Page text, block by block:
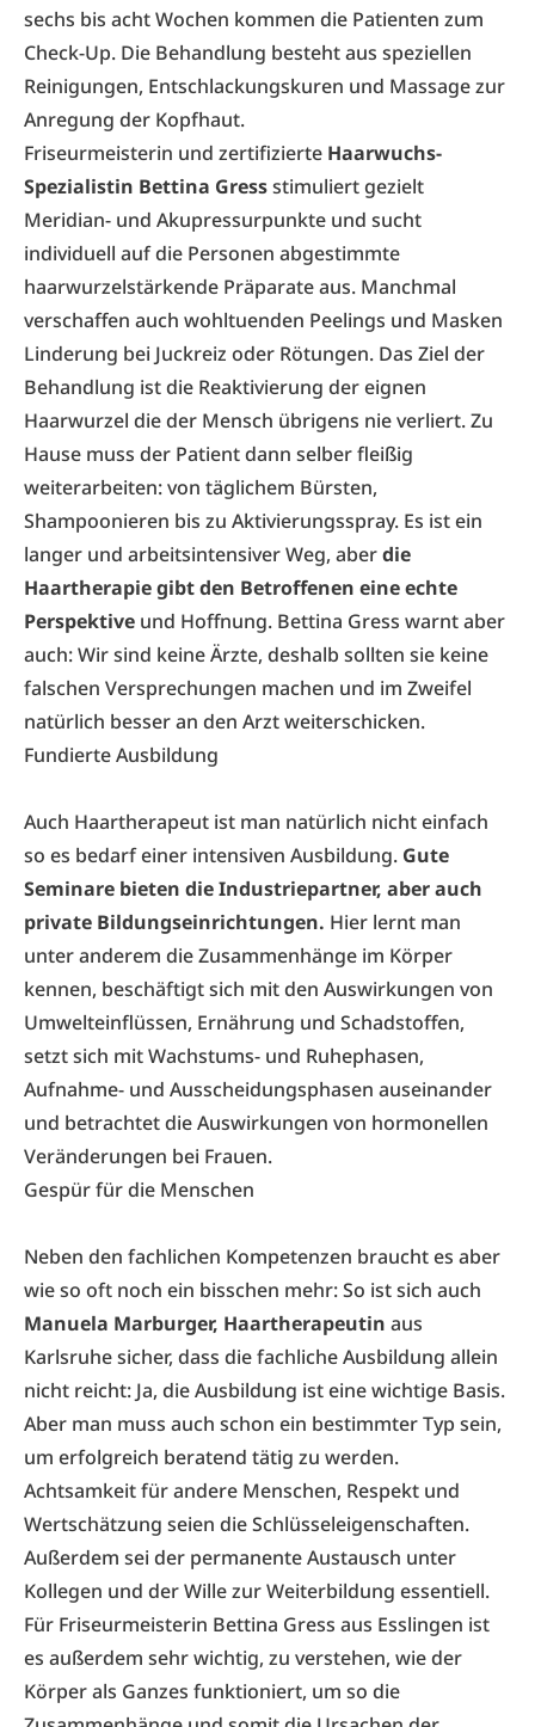
sechs bis acht Wochen kommen die Patienten zum
Check-Up. Die Behandlung besteht aus speziellen
Reinigungen, Entschlackungskuren und Massage zur
Anregung der Kopfhaut.
Friseurmeisterin und zertifizierte Haarwuchs-
Spezialistin Bettina Gressstimuliert gezielt
Meridian- und Akupressurpunkte und sucht
individuell auf die Personen abgestimmte
haarwurzelstärkende Präparate aus. Manchmal
verschaffen auch wohltuenden Peelings und Masken
Linderung bei Juckreiz oder Rötungen. Das Ziel der
Behandlung ist die Reaktivierung der eignen
Haarwurzel die der Mensch übrigens nie verliert. Zu
Hause muss der Patient dann selber fleißig
weiterarbeiten: von täglichem Bürsten,
Shampoonieren bis zu Aktivierungsspray. Es ist ein
langer und arbeitsintensiver Weg, aberdie
Haartherapie gibt den Betroffenen eine echte
Perspektive und Hoffnung. Bettina Gress warnt aber
auch: Wir sind keine Ärzte, deshalb sollten sie keine
falschen Versprechungen machen und im Zweifel
natürlich besser an den Arzt weiterschicken.
Fundierte Ausbildung
Auch Haartherapeut ist man natürlich nicht einfach
so es bedarf einer intensiven Ausbildung. Gute
Seminare bieten die Industriepartner, aber auch
private Bildungseinrichtungen. Hier lernt man
unter anderem die Zusammenhänge im Körper
kennen, beschäftigt sich mit den Auswirkungen von
Umwelteinflüssen, Ernährung und Schadstoffen,
setzt sich mit Wachstums- und Ruhephasen,
Aufnahme- und Ausscheidungsphasen auseinander
und betrachtet die Auswirkungen von hormonellen
Veränderungen bei Frauen.
Gespür für die Menschen
Neben den fachlichen Kompetenzen braucht es aber
wie so oft noch ein bisschen mehr: So ist sich auch
Manuela Marburger, Haartherapeutin aus
Karlsruhe sicher, dass die fachliche Ausbildung allein
nicht reicht: Ja, die Ausbildung ist eine wichtige Basis.
Aber man muss auch schon ein bestimmter Typ sein,
um erfolgreich beratend tätig zu werden.
Achtsamkeit für andere Menschen, Respekt und
Wertschätzung seien die Schlüsseleigenschaften.
Außerdem sei der permanente Austausch unter
Kollegen und der Wille zur Weiterbildung essentiell.
Für Friseurmeisterin Bettina Gress aus Esslingen ist
es außerdem sehr wichtig, zu verstehen, wie der
Körper als Ganzes funktioniert, um so die